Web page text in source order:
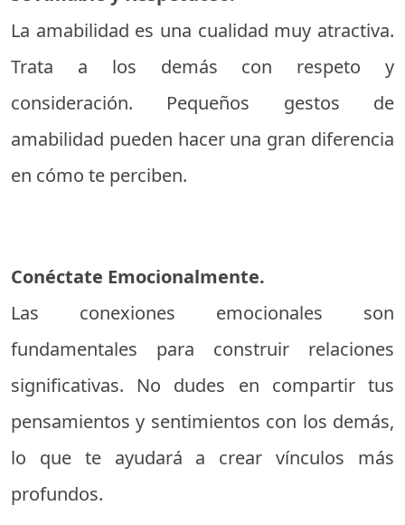
La amabilidad es una cualidad muy atractiva.
Trata a los demás con respeto y
consideración. Pequeños gestos de
amabilidad pueden hacer una gran diferencia
en cómo te perciben.
Conéctate Emocionalmente.
Las conexiones emocionales son
fundamentales para construir relaciones
significativas. No dudes en compartir tus
pensamientos y sentimientos con los demás,
lo que te ayudará a crear vínculos más
profundos.